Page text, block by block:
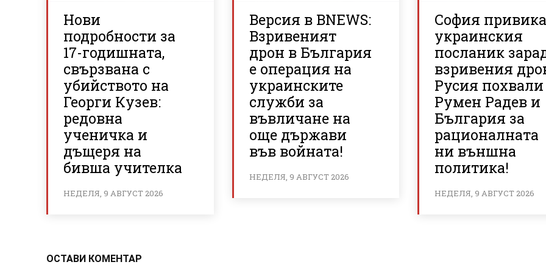
Нови
подробности за
17-годишната,
свързвана с
убийството на
Георги Кузев:
редовна
ученичка и
дъщеря на
бивша учителка
НЕДЕЛЯ, 9 АВГУСТ 2026
Версия в BNEWS:
Взривеният
дрон в България
е операция на
украинските
служби за
въвличане на
още държави
във войната!
НЕДЕЛЯ, 9 АВГУСТ 2026
София привика
украинския
посланик
взривения
Русия похвали
Румен Радев и
България за
рационалната
ни външна
политика!
НЕДЕЛЯ, 9 АВГУСТ 2026
ОСТАВИ КОМЕНТАР